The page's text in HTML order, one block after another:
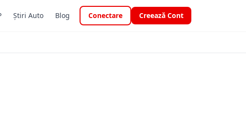
Știri Auto Blog Conectare Creează Cont